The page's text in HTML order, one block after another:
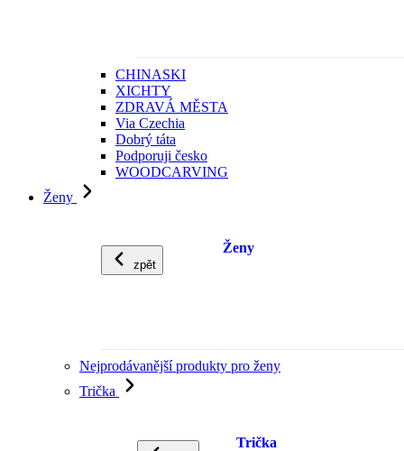
CHINASKI
XICHTY
ZDRAVÁ MĚSTA
Via Czechia
Dobrý táta
Podporuji česko
WOODCARVING
Ženy
zpět
Ženy
Nejprodávanější produkty pro ženy
Trička
Trička